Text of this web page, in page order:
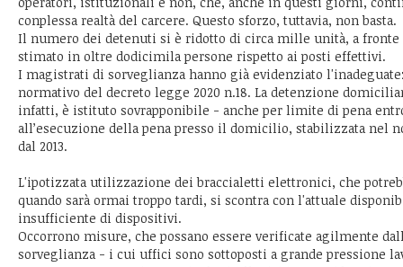
conplessa realtà del carcere. Questo sforzo, tuttavia, non basta.
Il numero dei detenuti si è ridotto di circa mille unità, a
stimato in oltre dodicimila persone rispetto ai posti effettivi.
I magistrati di sorveglianza hanno già evidenziato
normativo del decreto legge 2020 n.18. La detenzione
infatti, è istituto sovrapponibile - anche per limite di pena
all’esecuzione della pena presso il domicilio, stabilizzata nel
dal 2013.
L'ipotizzata utilizzazione dei braccialetti elettronici, che
quando sarà ormai troppo tardi, si scontra con l'attuale
insufficiente di dispositivi.
Occorrono misure, che possano essere verificate agilmente
sorveglianza - i cui uffici sono sottoposti a grande pressione